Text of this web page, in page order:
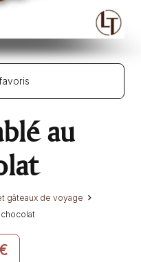
au
gâteaux de voyage
chocolat